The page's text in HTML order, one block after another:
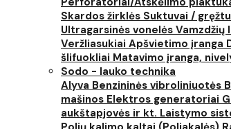
Skardos žirklės Suktuvai /
Ultragarsinės vonelės Vamzdžių
Veržliasukiai Apšvietimo įranga
šlifuokliai Matavimo įranga,
Sodo - lauko technika
Alyva Benzininės vibroliniuotės
mašinos Elektros generatoriai
aukštapjovės ir kt. Laistymo